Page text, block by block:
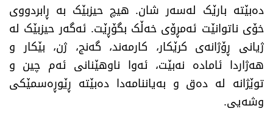
دەبێتە بارێک لەسەر شان. هیچ حیزبێک بە ڕابردووی
خۆی ناتوانێت ئەمڕۆی خەڵک بگۆڕێت. ئەگەر حیزبێک لە
ژیانی ڕۆژانەی کرێکار، کارمەند، گەنج، ژن، بێکار و
هەژاردا ئامادە نەبێت، ئەوا ناوهێنانی ئەم چین و
توێژانە لە دەق و بەیاننامەدا دەبێتە ڕێوڕەسمێکی
وشەیی.